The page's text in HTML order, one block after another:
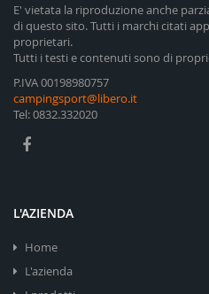
E' vietata la riproduzione anche
di questo sito. Tutti i marchi citati
proprietari.
Tutti i testi e contenuti sono di
P.IVA 00198980757
campingsport@libero.it
Tel: 0832.332020
L'AZIENDA
Home
L'azienda